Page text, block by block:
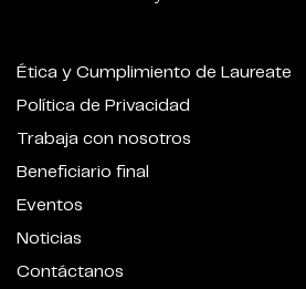
Ética y Cumplimiento de Laureate
Política de Privacidad
Trabaja con nosotros
Beneficiario final
Eventos
Noticias
Contáctanos